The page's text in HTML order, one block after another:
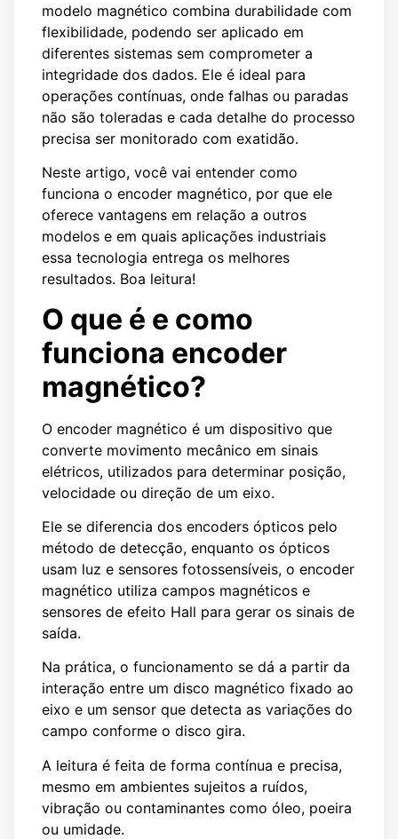
modelo magnético combina durabilidade com
flexibilidade, podendo ser aplicado em
diferentes sistemas sem comprometer a
integridade dos dados. Ele é ideal para
operações contínuas, onde falhas ou paradas
não são toleradas e cada detalhe do processo
precisa ser monitorado com exatidão.
Neste artigo, você vai entender como
funciona o encoder magnético, por que ele
oferece vantagens em relação a outros
modelos e em quais aplicações industriais
essa tecnologia entrega os melhores
resultados. Boa leitura!
O que é e como
funciona encoder
magnético?
O encoder magnético é um dispositivo que
converte movimento mecânico em sinais
elétricos, utilizados para determinar posição,
velocidade ou direção de um eixo.
Ele se diferencia dos encoders ópticos pelo
método de detecção, enquanto os ópticos
usam luz e sensores fotossensíveis, o encoder
magnético utiliza campos magnéticos e
sensores de efeito Hall para gerar os sinais de
saída.
Na prática, o funcionamento se dá a partir da
interação entre um disco magnético fixado ao
eixo e um sensor que detecta as variações do
campo conforme o disco gira.
A leitura é feita de forma contínua e precisa,
mesmo em ambientes sujeitos a ruídos,
vibração ou contaminantes como óleo, poeira
ou umidade.